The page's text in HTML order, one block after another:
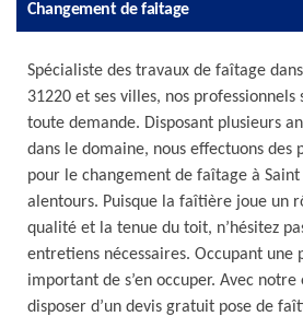
Changement de faitage
Spécialiste des travaux de faîtage
31220 et ses villes, nos professionnels
toute demande. Disposant plusieurs
dans le domaine, nous effectuons des
pour le changement de faîtage à
alentours. Puisque la faîtière joue un
qualité et la tenue du toit, n’hésitez
entretiens nécessaires. Occupant
important de s’en occuper. Avec notre
disposer d’un devis gratuit pose de